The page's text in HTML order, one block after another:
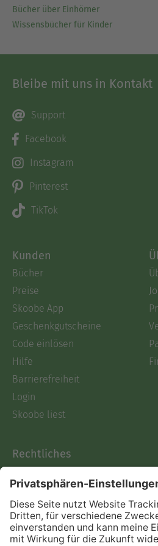
Bücher über Einhörner
Wissensbücher für Kinder
Bleibe mit uns in Kontakt
Support
Facebook
Instagram
Pinterest
TikTok
Kunden
Bücher
Preise
Skoobe App
Geschenkgutscheine
Code einlösen
Hilfe
Barrierefreiheit
Login
Skoobe liest
Rechtliches
AGB
Informationen nach Data
Act
Verträge hier kündigen